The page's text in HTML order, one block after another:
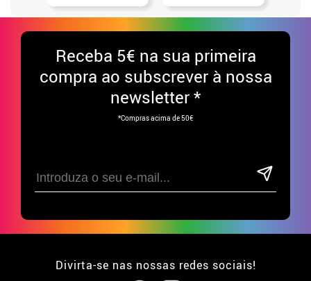
Receba 5€ na sua primeira
compra ao subscrever à nossa
newsletter *
*Compras acima de 50€
Divirta-se nas nossas redes sociais!